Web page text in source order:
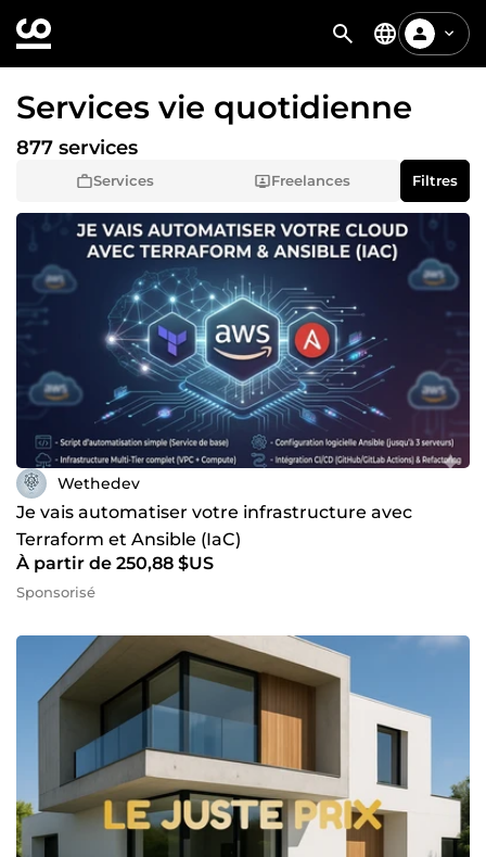
Services vie quotidienne
Services Freelances
877 services
Filtres
Wethedev
Je vais automatiser votre infrastructure avec
Terraform et Ansible (IaC)
À partir de 250,88 $US
Sponsorisé